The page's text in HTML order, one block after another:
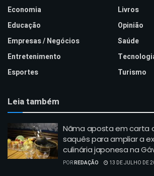
Economia
Educação
Empresas / Negócios
Entretenimento
Esportes
Livros
Opinião
Saúde
Turismo
Leia também
Nãma aposta em carta
saquês para ampliar a
culinária japonesa na
PORREDAÇÃO 13 DE JULHO DE